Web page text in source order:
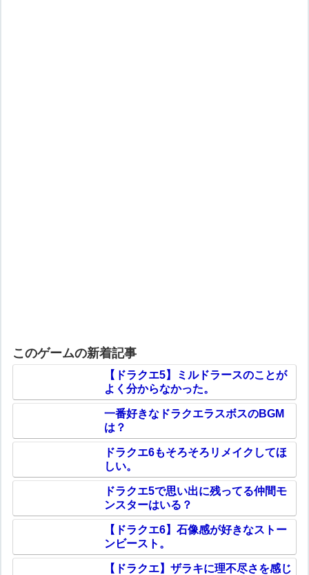
このゲームの新着記事
【ドラクエ5】ミルドラースのことが
よく分からなかった。
一番好きなドラクエラスボスのBGM
は？
ドラクエ6もそろそろリメイクしてほ
しい。
ドラクエ5で思い出に残ってる仲間モ
ンスターはいる？
【ドラクエ6】石像感が好きなストー
ンビースト。
【ドラクエ】ザラキに理不尽さを感じ